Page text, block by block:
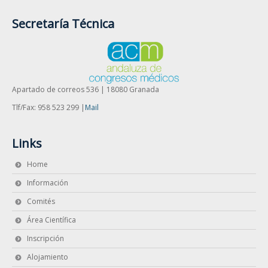
Secretaría Técnica
Apartado de correos 536 | 18080 Granada
Tlf/Fax: 958 523 299 | Mail
Links
Home
Información
Comités
Área Científica
Inscripción
Alojamiento